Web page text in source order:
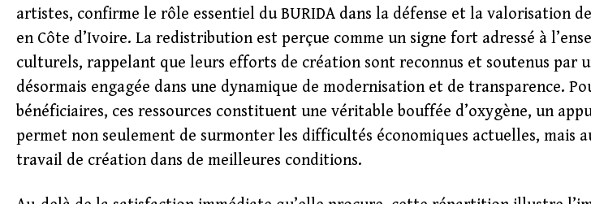
artistes, confirme le rôle essentiel du BURIDA dans la défense et la valorisation
en Côte d’Ivoire. La redistribution est perçue comme un signe fort adressé à
culturels, rappelant que leurs efforts de création sont reconnus et soutenus par
désormais engagée dans une dynamique de modernisation et de transparence.
bénéficiaires, ces ressources constituent une véritable bouffée d’oxygène, un
permet non seulement de surmonter les difficultés économiques actuelles, mais
travail de création dans de meilleures conditions.